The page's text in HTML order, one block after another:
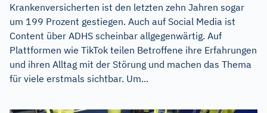
Krankenversicherten ist den letzten zehn Jahren sogar
um 199 Prozent gestiegen. Auch auf Social Media ist
Content über ADHS scheinbar allgegenwärtig. Auf
Plattformen wie TikTok teilen Betroffene ihre Erfahrungen
und ihren Alltag mit der Störung und machen das Thema
für viele erstmals sichtbar. Um...